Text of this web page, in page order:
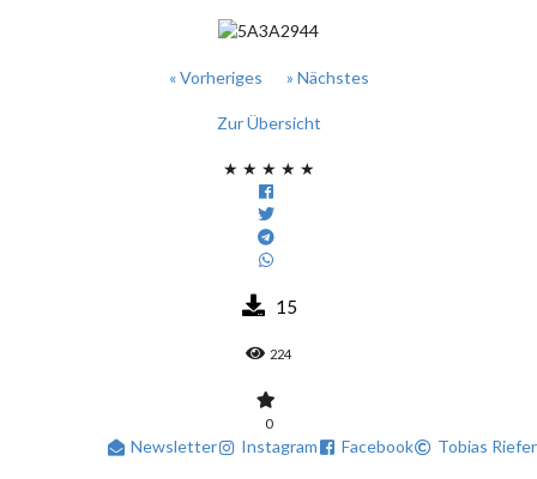
« Vorheriges » Nächstes
Zur Übersicht
★ ★ ★ ★ ★
15
224
0
Newsletter Instagram Facebook Tobias Riefer